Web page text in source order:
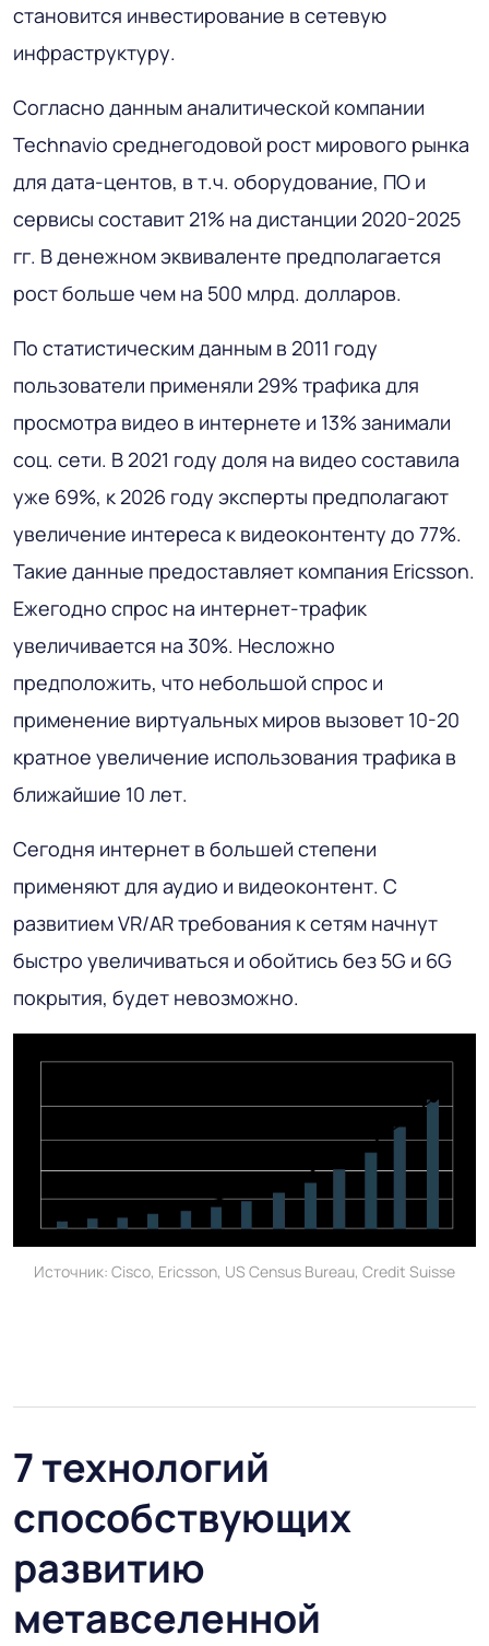
становится инвестирование в сетевую
инфраструктуру.
Согласно данным аналитической компании
Technavio среднегодовой рост мирового рынка
для дата-центов, в т.ч. оборудование, ПО и
сервисы составит 21% на дистанции 2020-2025
гг. В денежном эквиваленте предполагается
рост больше чем на 500 млрд. долларов.
По статистическим данным в 2011 году
пользователи применяли 29% трафика для
просмотра видео в интернете и 13% занимали
соц. сети. В 2021 году доля на видео составила
уже 69%, к 2026 году эксперты предполагают
увеличение интереса к видеоконтенту до 77%.
Такие данные предоставляет компания Ericsson.
Ежегодно спрос на интернет-трафик
увеличивается на 30%. Несложно
предположить, что небольшой спрос и
применение виртуальных миров вызовет 10-20
кратное увеличение использования трафика в
ближайшие 10 лет.
Сегодня интернет в большей степени
применяют для аудио и видеоконтент. С
развитием VR/AR требования к сетям начнут
быстро увеличиваться и обойтись без 5G и 6G
покрытия, будет невозможно.
Источник: Cisco, Ericsson, US Census Bureau, Credit Suisse
7 технологий
способствующих
развитию
метавселенной